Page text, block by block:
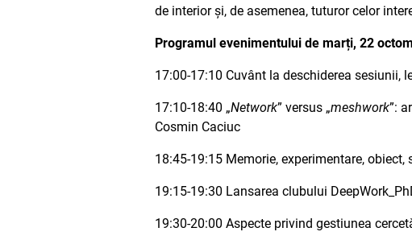
de interior și, de asemenea, tuturor celor
Programul evenimentului de marți, 22
17:00-17:10 Cuvânt la deschiderea sesiunii,
17:10-18:40 „Network” versus „meshwork”:
Cosmin Caciuc
18:45-19:15 Memorie, experimentare,
19:15-19:30 Lansarea clubului
19:30-20:00 Aspecte privind gestiunea